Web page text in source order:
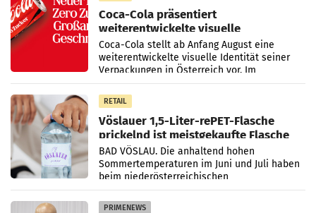
Coca-Cola präsentiert
weiterentwickelte visuelle
Markenidentität
Coca-Cola stellt ab Anfang August eine
weiterentwickelte visuelle Identität seiner
Verpackungen in Österreich vor. Im
Mittelpunkt des Redesigns stehen zentrale
Gestaltungselemente
RETAIL
Vöslauer 1,5-Liter-rePET-Flasche
prickelnd ist meistgekaufte Flasche
Österreichs
BAD VÖSLAU. Die anhaltend hohen
Sommertemperaturen im Juni und Juli haben
beim niederösterreichischen
Getränkehersteller Vöslauer zu deutlichen
Absatzzuwächsen geführt. Während
PRIMENEWS